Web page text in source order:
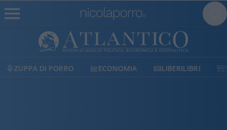
ECONOMIA LIBERILIBRI SHOP SOSTIENICI